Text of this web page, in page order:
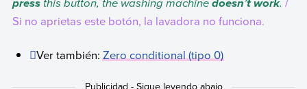
press
doesn’t work
Si no aprietas este botón, la lavadora no funciona.
Ver también:Zero conditional (tipo 0)